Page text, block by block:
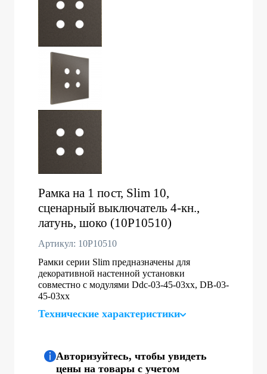
Рамка на 1 пост, Slim 10,
сценарный выключатель 4-кн.,
латунь, шоко (10P10510)
Артикул: 10P10510
Рамки серии Slim предназначены для
декоративной настенной установки
совместно с модулями Ddc-03-45-03хх, DB-03-
45-03хх
Технические характеристики
Авторизуйтесь, чтобы увидеть
цены на товары с учетом